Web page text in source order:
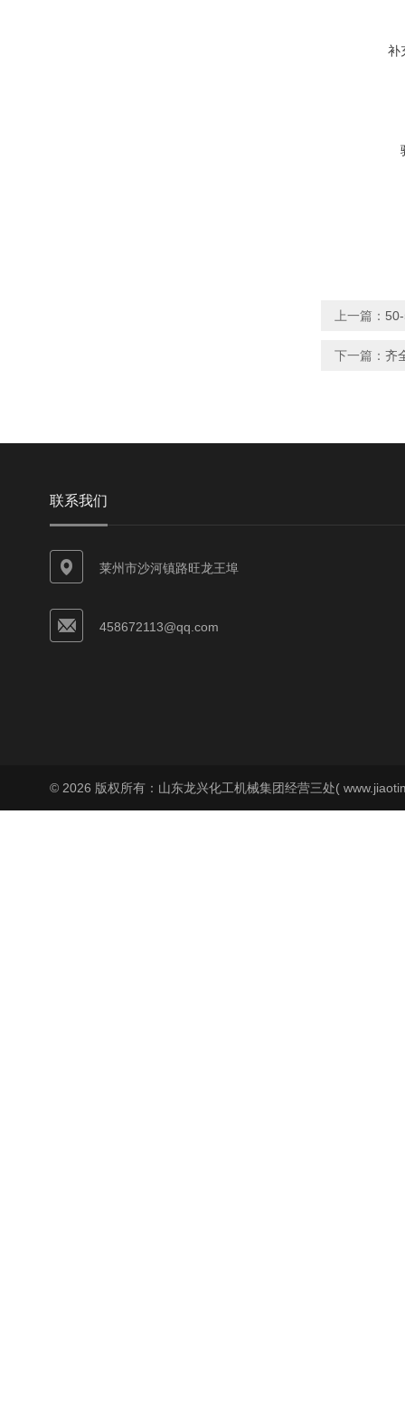
补
上一篇：
下一篇： 齐
联系我们
莱州市沙河镇路旺龙王埠
458672113@qq.com
© 2026 版权所有：山东龙兴化工机械集团经营三处(